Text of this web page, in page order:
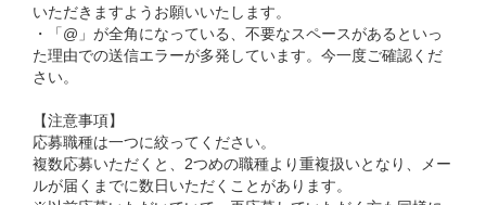
いただきますようお願いいたします。
・「@」が全角になっている、不要なスペースがあるといっ
た理由での送信エラーが多発しています。今一度ご確認くだ
さい。
【注意事項】
応募職種は一つに絞ってください。
複数応募いただくと、2つめの職種より重複扱いとなり、メー
ルが届くまでに数日いただくことがあります。